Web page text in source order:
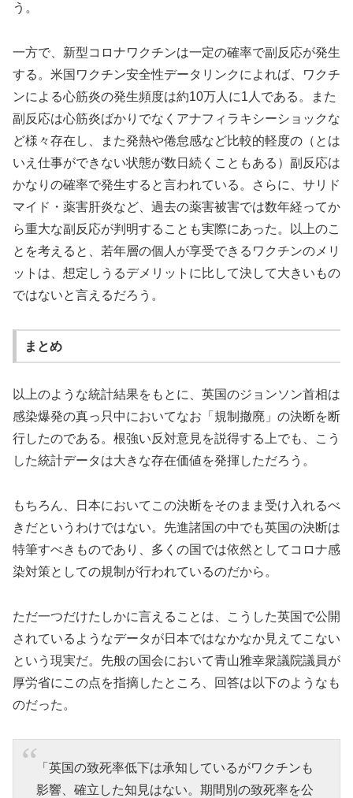
う。
一方で、新型コロナワクチンは一定の確率で副反応が発生
する。米国ワクチン安全性データリンクによれば、ワクチ
ンによる心筋炎の発生頻度は約10万人に1人である。また
副反応は心筋炎ばかりでなくアナフィラキシーショックな
ど様々存在し、また発熱や倦怠感など比較的軽度の（とは
いえ仕事ができない状態が数日続くこともある）副反応は
かなりの確率で発生すると言われている。さらに、サリド
マイド・薬害肝炎など、過去の薬害被害では数年経ってか
ら重大な副反応が判明することも実際にあった。以上のこ
とを考えると、若年層の個人が享受できるワクチンのメリ
ットは、想定しうるデメリットに比して決して大きいもの
ではないと言えるだろう。
まとめ
以上のような統計結果をもとに、英国のジョンソン首相は
感染爆発の真っ只中においてなお「規制撤廃」の決断を断
行したのである。根強い反対意見を説得する上でも、こう
した統計データは大きな存在価値を発揮しただろう。
もちろん、日本においてこの決断をそのまま受け入れるべ
きだというわけではない。先進諸国の中でも英国の決断は
特筆すべきものであり、多くの国では依然としてコロナ感
染対策としての規制が行われているのだから。
ただ一つだけたしかに言えることは、こうした英国で公開
されているようなデータが日本ではなかなか見えてこない
という現実だ。先般の国会において青山雅幸衆議院議員が
厚労省にこの点を指摘したところ、回答は以下のようなも
のだった。
「英国の致死率低下は承知しているがワクチンも
影響、確立した知見はない。期間別の致死率を公